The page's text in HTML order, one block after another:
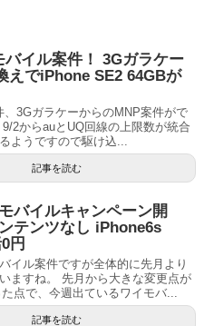
バイル案件！ 3Gガラケー
えでiPhone SE2 64GBが
、3GガラケーからのMNP案件がで
2からauとUQ回線の上限数が統合
ようですので駆け込...
記事を読む
バイルキャンペーン開
テンツなし iPhone6s
円
イル案件ですが全体的に先月より
ますね。 先月から大きな変更点が
点で、今週出ているワイモバ...
記事を読む